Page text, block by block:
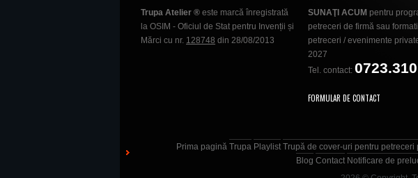
Trupa Atelier ® este marcă înregistrată
la OSIM - Oficiul de Stat pentru Invenții și
Mărci cu nr. 128748 din 28/08/2013
SUNAŢI ACUM pentru
petreceri de firmă sau
petreceri / evenimente
2027
Tel. contact:
FORMULAR DE CONTACT
Prima pagină Trupa Playlist Trupă de cover-uri pentru
Blog Contact Notificare de